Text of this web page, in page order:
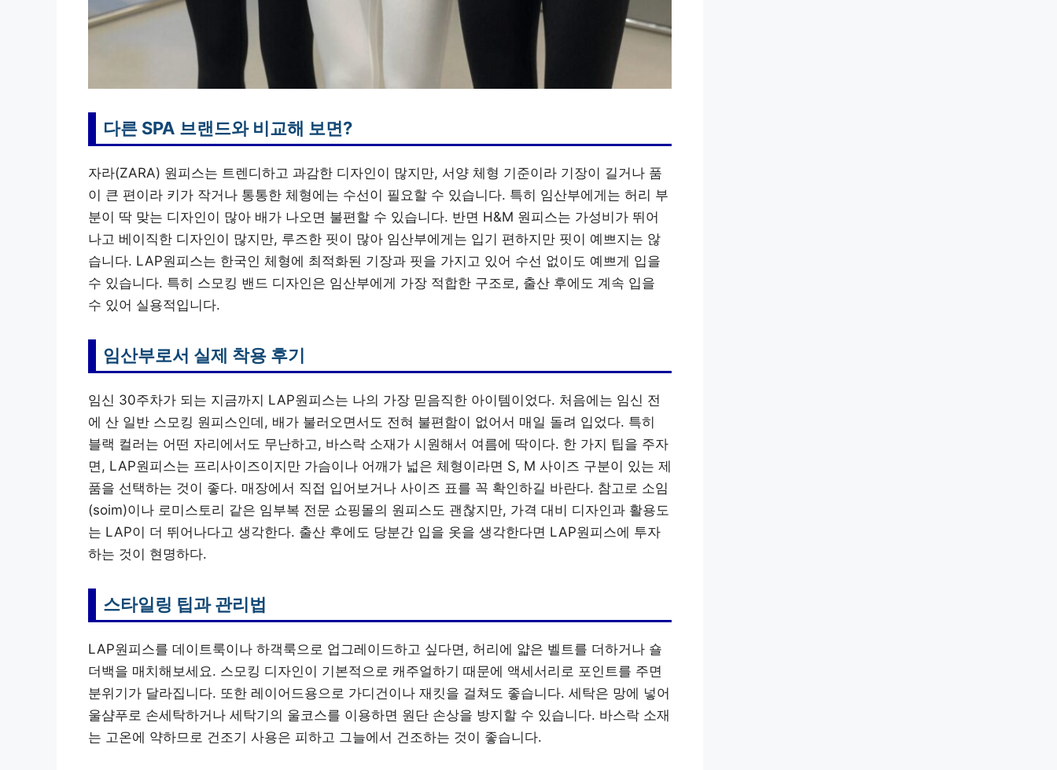
다른 SPA 브랜드와 비교해 보면?
자라(ZARA) 원피스는 트렌디하고 과감한 디자인이 많지만, 서양 체형 기준이라 기장이 길거나 품
이 큰 편이라 키가 작거나 통통한 체형에는 수선이 필요할 수 있습니다. 특히 임산부에게는 허리 부
분이 딱 맞는 디자인이 많아 배가 나오면 불편할 수 있습니다. 반면 H&M 원피스는 가성비가 뛰어
나고 베이직한 디자인이 많지만, 루즈한 핏이 많아 임산부에게는 입기 편하지만 핏이 예쁘지는 않
습니다. LAP원피스는 한국인 체형에 최적화된 기장과 핏을 가지고 있어 수선 없이도 예쁘게 입을
수 있습니다. 특히 스모킹 밴드 디자인은 임산부에게 가장 적합한 구조로, 출산 후에도 계속 입을
수 있어 실용적입니다.
임산부로서 실제 착용 후기
임신 30주차가 되는 지금까지 LAP원피스는 나의 가장 믿음직한 아이템이었다. 처음에는 임신 전
에 산 일반 스모킹 원피스인데, 배가 불러오면서도 전혀 불편함이 없어서 매일 돌려 입었다. 특히
블랙 컬러는 어떤 자리에서도 무난하고, 바스락 소재가 시원해서 여름에 딱이다. 한 가지 팁을 주자
면, LAP원피스는 프리사이즈이지만 가슴이나 어깨가 넓은 체형이라면 S, M 사이즈 구분이 있는 제
품을 선택하는 것이 좋다. 매장에서 직접 입어보거나 사이즈 표를 꼭 확인하길 바란다. 참고로 소임
(soim)이나 로미스토리 같은 임부복 전문 쇼핑몰의 원피스도 괜찮지만, 가격 대비 디자인과 활용도
는 LAP이 더 뛰어나다고 생각한다. 출산 후에도 당분간 입을 옷을 생각한다면 LAP원피스에 투자
하는 것이 현명하다.
스타일링 팁과 관리법
LAP원피스를 데이트룩이나 하객룩으로 업그레이드하고 싶다면, 허리에 얇은 벨트를 더하거나 숄
더백을 매치해보세요. 스모킹 디자인이 기본적으로 캐주얼하기 때문에 액세서리로 포인트를 주면
분위기가 달라집니다. 또한 레이어드용으로 가디건이나 재킷을 걸쳐도 좋습니다. 세탁은 망에 넣어
울샴푸로 손세탁하거나 세탁기의 울코스를 이용하면 원단 손상을 방지할 수 있습니다. 바스락 소재
는 고온에 약하므로 건조기 사용은 피하고 그늘에서 건조하는 것이 좋습니다.